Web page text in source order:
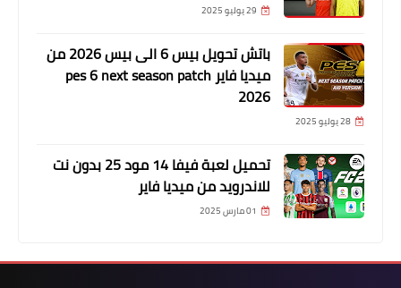
29 يوليو 2025
باتش تحويل بيس 6 الى بيس 2026 من
ميديا فاير pes 6 next season patch
2026
28 يوليو 2025
تحميل لعبة فيفا 14 مود 25 بدون نت
للاندرويد من ميديا فاير
01 مارس 2025